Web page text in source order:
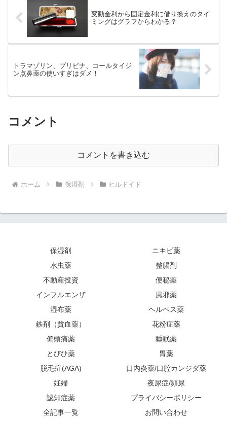
変動金利から固定金利に借り換えのタイ
ミングはグラフからわかる？
トラマゾリン、プリビナ、コールタイジ
ン点鼻薬の使いすぎはダメ！
コメント
コメントを書き込む
ホーム 保湿剤 ヒルドイド
保湿剤
ニキビ薬
水虫薬
整腸剤
不動産投資
便秘薬
インフルエンザ
風邪薬
湿布薬
ヘルペス薬
鉄剤（貧血薬）
花粉症薬
偏頭痛薬
睡眠薬
とびひ薬
胃薬
脱毛症(AGA)
口内炎薬/口腔カンジダ薬
妊婦
夜尿症/頻尿
認知症薬
プライバシーポリシー
全記事一覧
お問い合わせ